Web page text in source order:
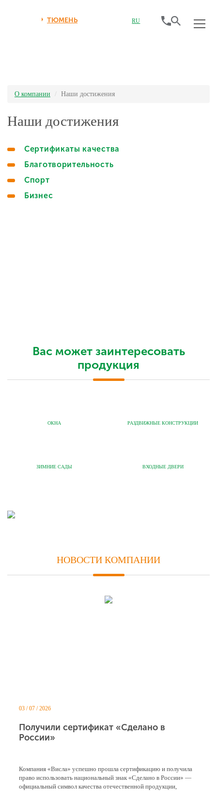
ТЮМЕНЬ RU
О компании Наши достижения
Наши достижения
Сертификаты качества
Благотворительность
Спорт
Бизнес
Вас может заинтересовать
продукция
ОКНА РАЗДВИЖНЫЕ КОНСТРУКЦИИ
ЗИМНИЕ САДЫ ВХОДНЫЕ ДВЕРИ
НОВОСТИ КОМПАНИИ
03 / 07 / 2026
Получили сертификат «Сделано в
России»
Компания «Висла» успешно прошла сертификацию и получила
право использовать национальный знак «Сделано в России» —
официальный символ качества отечественной продукции,